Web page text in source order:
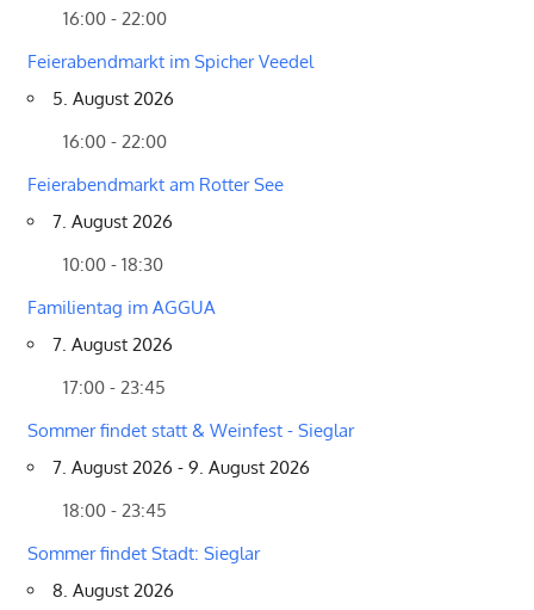
16:00 - 22:00
Feierabendmarkt im Spicher Veedel
5. August 2026
16:00 - 22:00
Feierabendmarkt am Rotter See
7. August 2026
10:00 - 18:30
Familientag im AGGUA
7. August 2026
17:00 - 23:45
Sommer findet statt & Weinfest - Sieglar
7. August 2026 - 9. August 2026
18:00 - 23:45
Sommer findet Stadt: Sieglar
8. August 2026